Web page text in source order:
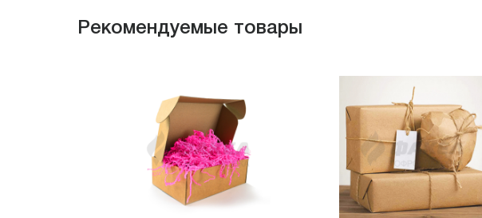
Рекомендуемые товары